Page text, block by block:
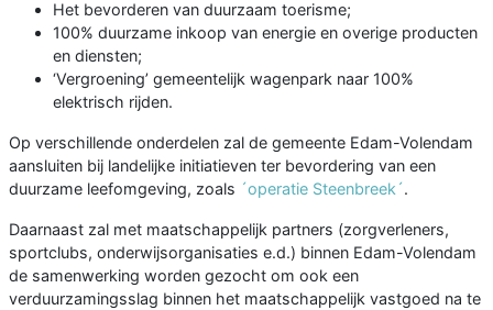
Het bevorderen van duurzaam toerisme;
100% duurzame inkoop van energie en overige producten
en diensten;
‘Vergroening’ gemeentelijk wagenpark naar 100%
elektrisch rijden.
Op verschillende onderdelen zal de gemeente Edam-Volendam
aansluiten bij landelijke initiatieven ter bevordering van een
duurzame leefomgeving, zoals ´operatie Steenbreek´.
Daarnaast zal met maatschappelijk partners (zorgverleners,
sportclubs, onderwijsorganisaties e.d.) binnen Edam-Volendam
de samenwerking worden gezocht om ook een
verduurzamingsslag binnen het maatschappelijk vastgoed na te